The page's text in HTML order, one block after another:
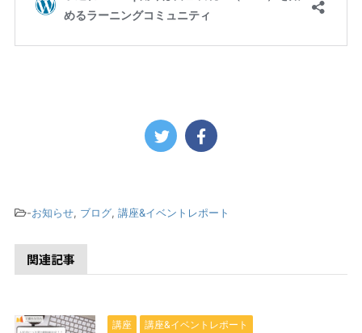
-お知らせ, ブログ, 講座&イベントレポート
関連記事
講座 講座&イベントレポート